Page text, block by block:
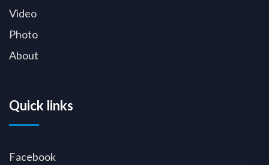
Video
Photo
About
Quick links
Facebook